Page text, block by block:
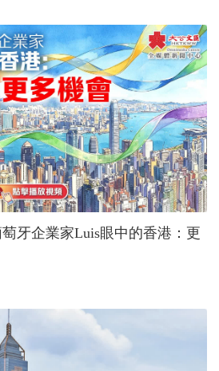
萄牙企業家Luis眼中的香港：更